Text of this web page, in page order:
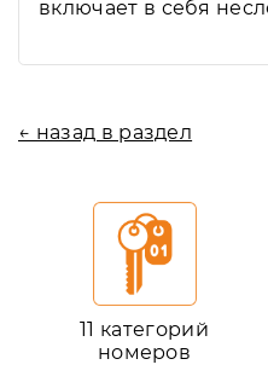
включает в себя
← назад в раздел
11 категорий
номеров